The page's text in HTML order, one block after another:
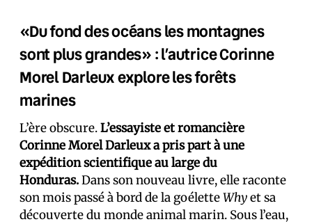
«Du fond des océans les montagnes
sont plus grandes» : l’autrice Corinne
Morel Darleux explore les forêts
marines
L’ère obscure.L’essayiste et romancière
Corinne Morel Darleux a pris part à une
expédition scientifique au large du
Honduras.Dans son nouveau livre, elle raconte
son mois passé à bord de la goéletteWhyet sa
découverte du monde animal marin. Sous l’eau,